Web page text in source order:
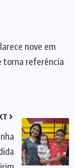
nove em
torna referência